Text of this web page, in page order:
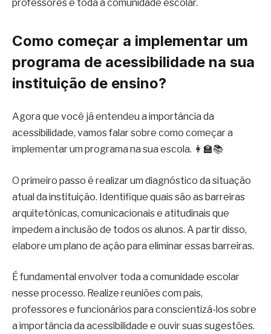
professores e toda a comunidade escolar.
Como começar a implementar um
programa de acessibilidade na sua
instituição de ensino?
Agora que você já entendeu a importância da
acessibilidade, vamos falar sobre como começar a
implementar um programa na sua escola. 👩‍🏫📚
O primeiro passo é realizar um diagnóstico da situação
atual da instituição. Identifique quais são as barreiras
arquitetônicas, comunicacionais e atitudinais que
impedem a inclusão de todos os alunos. A partir disso,
elabore um plano de ação para eliminar essas barreiras.
É fundamental envolver toda a comunidade escolar
nesse processo. Realize reuniões com pais,
professores e funcionários para conscientizá-los sobre
a importância da acessibilidade e ouvir suas sugestões.